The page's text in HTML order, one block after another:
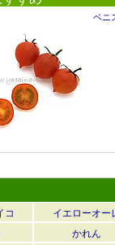
ベニ
コ
イエローオー
かれん